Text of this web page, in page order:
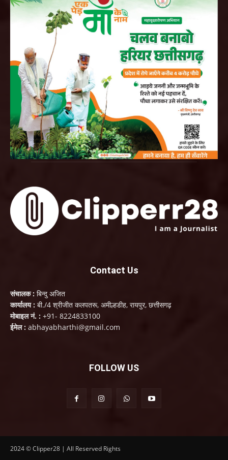
Contact Us
संचालक : बिन्दु अजित
कार्यालय : बी./4 श्रीजीत कलपतरू, अमील्हडीह, रायपुर, छत्तीसगढ़
मोबाइल नं. : +91- 8224833100
ईमेल : abhayabharthi@gmail.com
FOLLOW US
2024 © Clipper28 | All Reserved Rights